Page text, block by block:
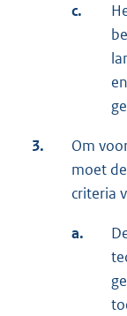
c.
3.
Om
moet
criteria
a.